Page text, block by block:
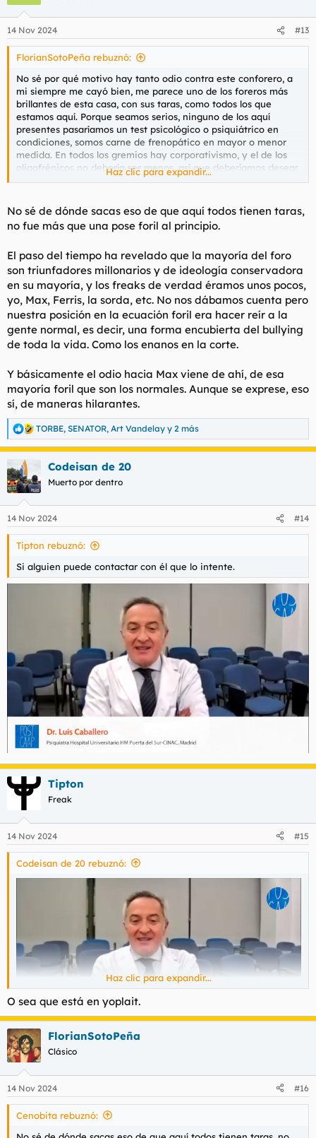
e
s
14 Nov 2024 #13
FlorianSotoPeña rebuznó:
No sé por qué motivo hay tanto odio contra este conforero, a
mi siempre me cayó bien, me parece uno de los foreros más
brillantes de esta casa, con sus taras, como todos los que
estamos aquí. Porque seamos serios, ninguno de los aquí
presentes pasaríamos un test psicológico o psiquiátrico en
condiciones, somos carne de frenopático en mayor o menor
medida. En todos los gremios hay corporativismo, y el de los
oligofrénicos no debería ser menos, así que deberíamos desear
la vuelta de uno de los representantes más dignos y
Haz clic para expandir...
No sé de dónde sacas eso de que aquí todos tienen taras,
no fue más que una pose foril al principio.
El paso del tiempo ha revelado que la mayoría del foro
son triunfadores millonarios y de ideología conservadora
en su mayoría, y los freaks de verdad éramos unos pocos,
yo, Max, Ferris, la sorda, etc. No nos dábamos cuenta pero
nuestra posición en la ecuación foril era hacer reír a la
gente normal, es decir, una forma encubierta del bullying
de toda la vida. Como los enanos en la corte.
Y básicamente el odio hacia Max viene de ahí, de esa
mayoría foril que son los normales. Aunque se exprese, eso
sí, de maneras hilarantes.
R
e
a
c
c
i
e
s
TORBE, SENATOR, Art Vandelay y 2 más
Codeisan de 20
Muerto por dentro
14 Nov 2024 #14
Tipton rebuznó:
Si alguien puede contactar con él que lo intente.
Tipton
Freak
14 Nov 2024 #15
Codeisan de 20 rebuznó:
Haz clic para expandir...
O sea que está en yoplait.
FlorianSotoPeña
Clásico
14 Nov 2024 #16
Cenobita rebuznó: